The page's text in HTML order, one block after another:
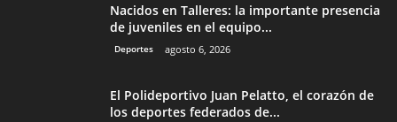
Nacidos en Talleres: la importante presencia
de juveniles en el equipo...
Deportes agosto 6, 2026
El Polideportivo Juan Pelatto, el corazón de
los deportes federados de...